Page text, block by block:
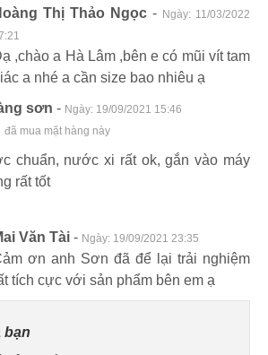
Thị Thảo Ngọc - Ngày: 11/03/2022
,chào a Hà Lâm ,bên e có mũi vít tam
a nhé a cần size bao nhiêu ạ
sơn - Ngày: 19/09/2021 15:46
đã mua mặt hàng này
chuẩn, nước xi rất ok, gắn vào máy
rất tốt
Văn Tài - Ngày: 19/09/2021 23:35
ơn anh Sơn đã để lại trải nghiệm
tích cực với sản phẩm bên em ạ
bạn